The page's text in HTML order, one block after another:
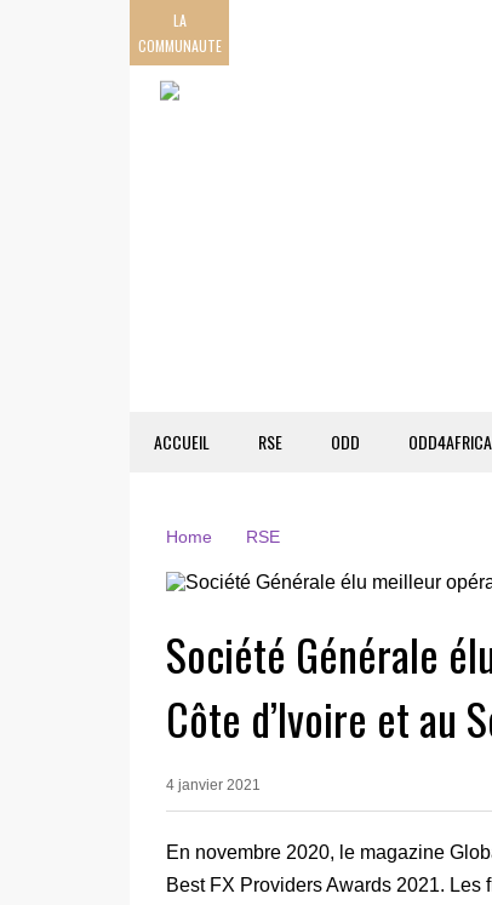
LA
COMMUNAUTE
ACCUEIL RSE ODD ODD4AFRICA
Home RSE
Société Générale
Côte d’Ivoire et au
4 janvier 2021
En novembre 2020, le magazine
Best FX Providers Awards 2021. Les